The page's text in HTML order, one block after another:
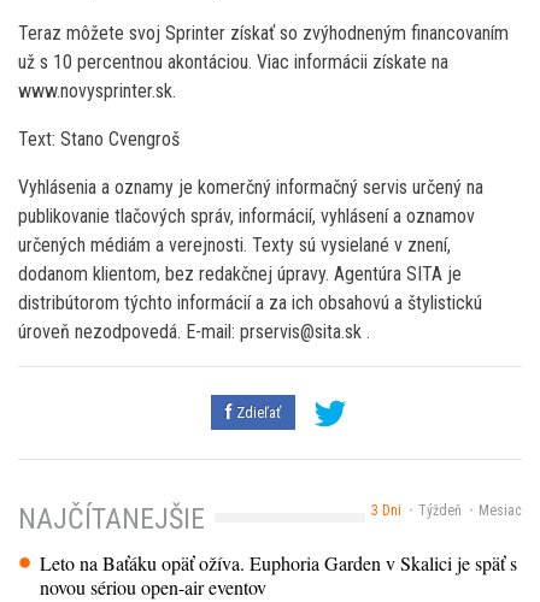
Teraz môžete svoj Sprinter získať so zvýhodneným financovaním
už s 10 percentnou akontáciou. Viac informácii získate na
www.novysprinter.sk.
Text: Stano Cvengroš
Vyhlásenia a oznamy je komerčný informačný servis určený na
publikovanie tlačových správ, informácií, vyhlásení a oznamov
určených médiám a verejnosti. Texty sú vysielané v znení,
dodanom klientom, bez redakčnej úpravy. Agentúra SITA je
distribútorom týchto informácií a za ich obsahovú a štylistickú
úroveň nezodpovedá. E-mail: prservis@sita.sk .
Zdieľať
3 Dni Týždeň Mesiac
NAJČÍTANEJŠIE
Leto na Baťáku opäť ožíva. Euphoria Garden v Skalici je späť s
novou sériou open-air eventov